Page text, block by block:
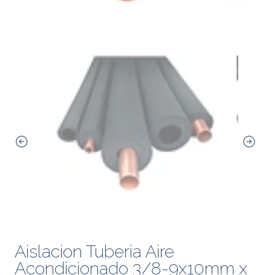
Aislacion Tuberia Aire
Acondicionado 3/8-9x10mm x